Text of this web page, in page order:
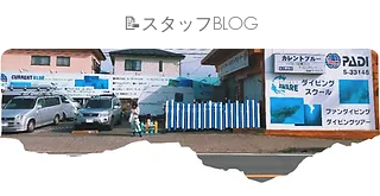
​📝スタッフBLOG